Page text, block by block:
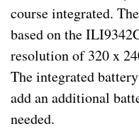
course integrated.
based on the
resolution of 320 x
The integrated
add an additional
needed.